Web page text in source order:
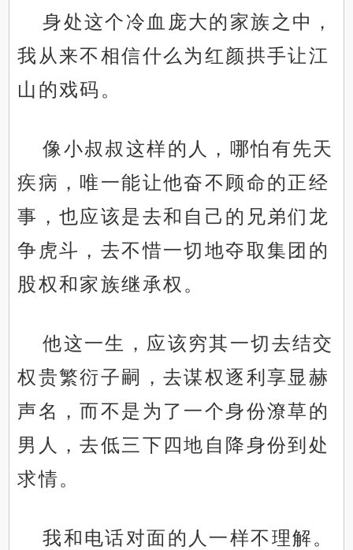
身处这个冷血庞大的家族之中，
我从来不相信什么为红颜拱手让江
山的戏码。
像小叔叔这样的人，哪怕有先天
疾病，唯一能让他奋不顾命的正经
事，也应该是去和自己的兄弟们龙
争虎斗，去不惜一切地夺取集团的
股权和家族继承权。
他这一生，应该穷其一切去结交
权贵繁衍子嗣，去谋权逐利享显赫
声名，而不是为了一个身份潦草的
男人，去低三下四地自降身份到处
求情。
我和电话对面的人一样不理解。